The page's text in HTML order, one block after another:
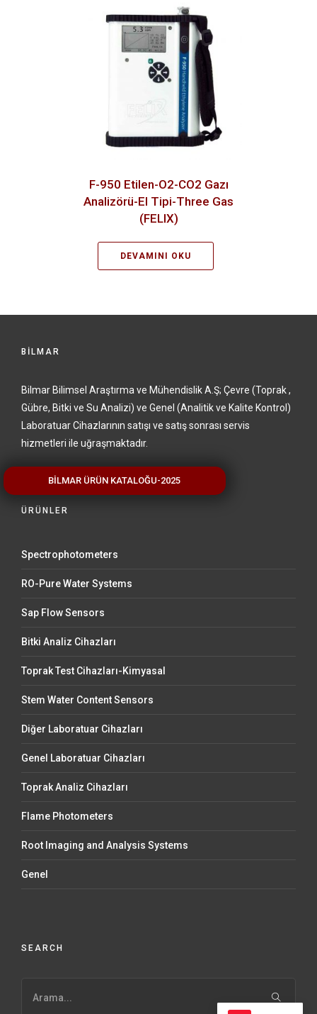
F-950 Etilen-O2-CO2 Gazı
Analizörü-El Tipi-Three Gas
(FELIX)
DEVAMINI OKU
BİLMAR
Bilmar Bilimsel Araştırma ve Mühendislik A.Ş; Çevre (Toprak ,
Gübre, Bitki ve Su Analizi) ve Genel (Analitik ve Kalite Kontrol)
Laboratuar Cihazlarının satışı ve satış sonrası servis
hizmetleri ile uğraşmaktadır.
ÜRÜNLER
Spectrophotometers
RO-Pure Water Systems
Sap Flow Sensors
Bitki Analiz Cihazları
Toprak Test Cihazları-Kimyasal
Stem Water Content Sensors
Diğer Laboratuar Cihazları
Genel Laboratuar Cihazları
Toprak Analiz Cihazları
Flame Photometers
Root Imaging and Analysis Systems
Genel
SEARCH
BİLMAR ÜRÜN KATALOĞU-2025